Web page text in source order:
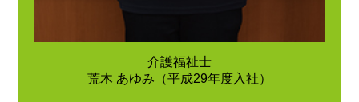
介護福祉士
荒木 あゆみ（平成29年度入社）